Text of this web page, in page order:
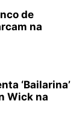
de
na
‘Bailarina’
Wick na